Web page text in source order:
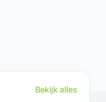
Bekijk alles